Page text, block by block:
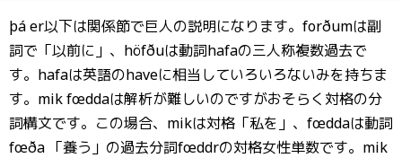
þá er以下は関係節で巨人の説明になります。forðumは副
詞で「以前に」、höfðuは動詞hafaの三人称複数過去で
す。hafaは英語のhaveに相当していろいろないみを持ちま
す。mik fœddaは解析が難しいのですがおそらく対格の分
詞構文です。この場合、mikは対格「私を」、fœddaは動詞
fœða 「養う」の過去分詞fœddrの対格女性単数です。mik